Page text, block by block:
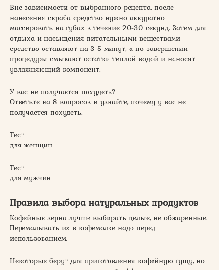
Вне зависимости от выбранного рецепта, после
нанесения скраба средство нужно аккуратно
массировать на губах в течение 20-30 секунд. Затем для
отдыха и насыщения питательными веществами
средство оставляют на 3-5 минут, а по завершении
процедуры смывают остатки теплой водой и наносят
увлажняющий компонент.
У вас не получается похудеть?
Ответьте на 8 вопросов и узнайте, почему у вас не
получается похудеть.
Тест
для женщин
Тест
для мужчин
Правила выбора натуральных продуктов
Кофейные зерна лучше выбирать целые, не обжаренные.
Перемалывать их в кофемолке надо перед
использованием.
Некоторые берут для приготовления кофейную гущу, но